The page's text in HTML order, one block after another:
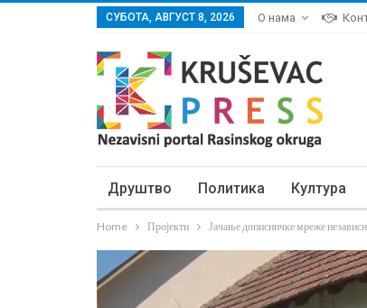
СУБОТА, АВГУСТ 8, 2026 О нама
Друштво Политика Култура
Home Пројекти Јачање дописничке мреже